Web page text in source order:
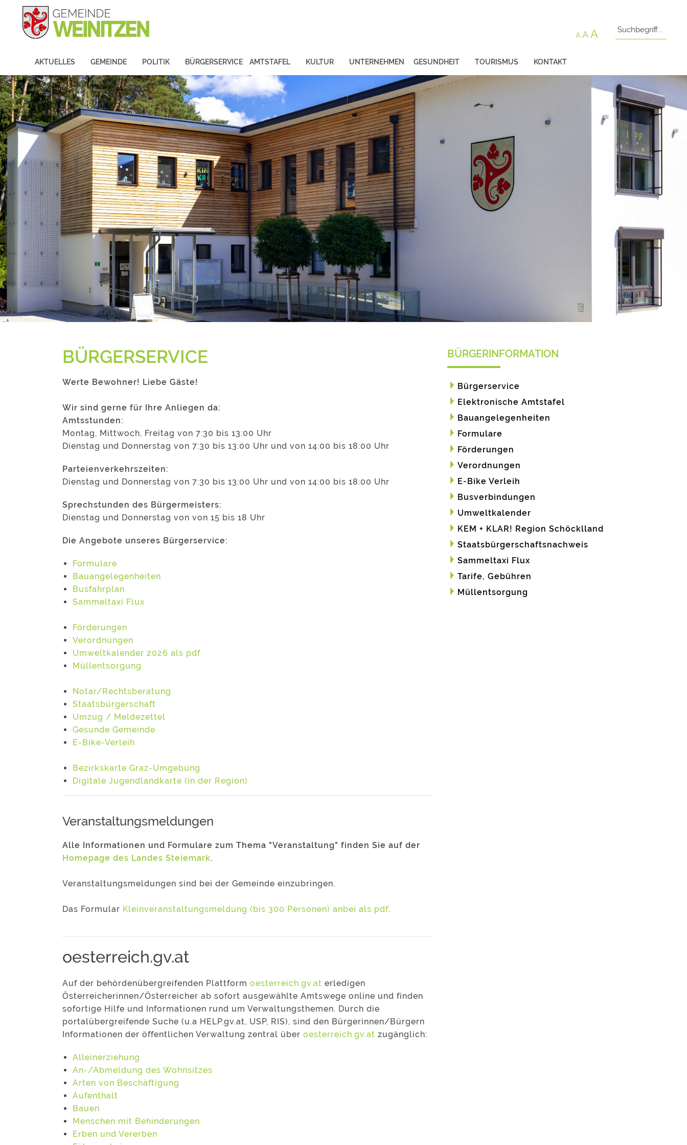
AKTUELLES GEMEINDE POLITIK BÜRGERSERVICE AMTSTAFEL KULTUR UNTERNEHMEN GESUNDHEIT TOURISMUS KONTAKT
A AA
BÜRGERSERVICE
Werte Bewohner! Liebe Gäste!
Wir sind gerne für Ihre Anliegen da:
Amtsstunden:
Montag, Mittwoch, Freitag von 7:30 bis 13:00 Uhr
Dienstag und Donnerstag von 7:30 bis 13:00 Uhr und von 14:00 bis 18:00 Uhr
Parteienverkehrszeiten:
Dienstag und Donnerstag von 7:30 bis 13:00 Uhr und von 14:00 bis 18:00 Uhr
Sprechstunden des Bürgermeisters:
Dienstag und Donnerstag von von 15 bis 18 Uhr
Die Angebote unseres Bürgerservice:
Formulare
Bauangelegenheiten
Busfahrplan
Sammeltaxi Flux
Förderungen
Verordnungen
Umweltkalender 2026 als pdf
Müllentsorgung
Notar/Rechtsberatung
Staatsbürgerschaft
Umzug / Meldezettel
Gesunde Gemeinde
E-Bike-Verleih
Bezirkskarte Graz-Umgebung
Digitale Jugendlandkarte (in der Region)
Veranstaltungsmeldungen
Alle Informationen und Formulare zum Thema "Veranstaltung" finden Sie auf der
Homepage des Landes Steiemark.
Veranstaltungsmeldungen sind bei der Gemeinde einzubringen.
Das Formular Kleinveranstaltungsmeldung (bis 300 Personen) anbei als pdf.
oesterreich.gv.at
Auf der behördenübergreifenden Plattform oesterreich.gv.at erledigen
Österreicherinnen/Österreicher ab sofort ausgewählte Amtswege online und finden
sofortige Hilfe und Informationen rund um Verwaltungsthemen. Durch die
portalübergreifende Suche (u.a HELP.gv.at, USP, RIS), sind den Bürgerinnen/Bürgern
Informationen der öffentlichen Verwaltung zentral über oesterreich.gv.at zugänglich:
Alleinerziehung
An-/Abmeldung des Wohnsitzes
Arten von Beschäftigung
Aufenthalt
Bauen
Menschen mit Behinderungen
Erben und Vererben
BÜRGERINFORMATION
Bürgerservice
Elektronische Amtstafel
Bauangelegenheiten
Formulare
Förderungen
Verordnungen
E-Bike Verleih
Busverbindungen
Umweltkalender
KEM + KLAR! Region Schöcklland
Staatsbürgerschaftsnachweis
Sammeltaxi Flux
Tarife, Gebühren
Müllentsorgung